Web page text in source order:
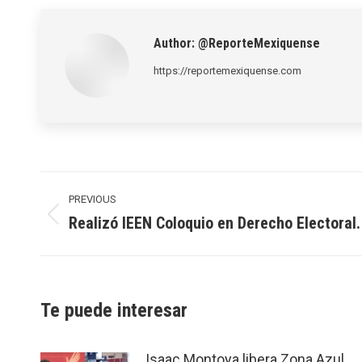
Author: @ReporteMexiquense
https://reportemexiquense.com
navigation
PREVIOUS
Previous
Realizó IEEN Coloquio en Derecho Electoral.
Te puede interesar